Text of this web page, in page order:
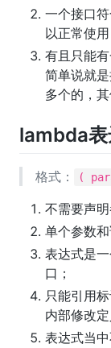
一个接口
以正常使用
有且只能
简单说就
多个的，
lambda表
格式： (
不需要声
单个参数
表达式是
口；
只能引用
内部修改
表达式当